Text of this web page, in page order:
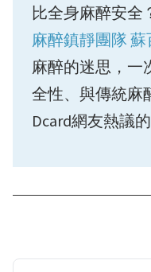
比全身麻醉安全
麻醉鎮靜團隊
麻醉的迷思，一
全性、與傳統麻
Dcard網友熱議